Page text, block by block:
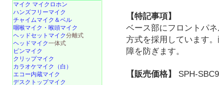
【特記事項】
ベース部にフロントパ
方式を採用しています
障を防ぎます。
【販売価格】 SPH-
マイク マイクロホン
ハンズフリーマイク
チャイムマイク＆ベル
咽喉マイク・喉頭マイク
ヘッドセットマイク分離式
ヘッドマイク一体式
ピンマイク
クリップマイク
カラオケマイク（白）
エコー内蔵マイク
デスクトップマイク